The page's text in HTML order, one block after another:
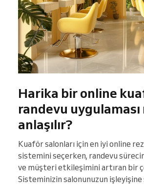
Harika bir online
randevu uygulaması
anlaşılır?
Kuaför salonları için en iyi online
sistemini seçerken, randevu
ve müşteri etkileşimini artıran bir
Sisteminizin salonunuzun işleyişine